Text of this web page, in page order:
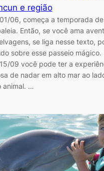
e região
06, começa a temporada
Então, se você ama
se liga nesse texto,
sobre esse passeio
09 você pode ter a
de nadar em alto mar ao
animal. …